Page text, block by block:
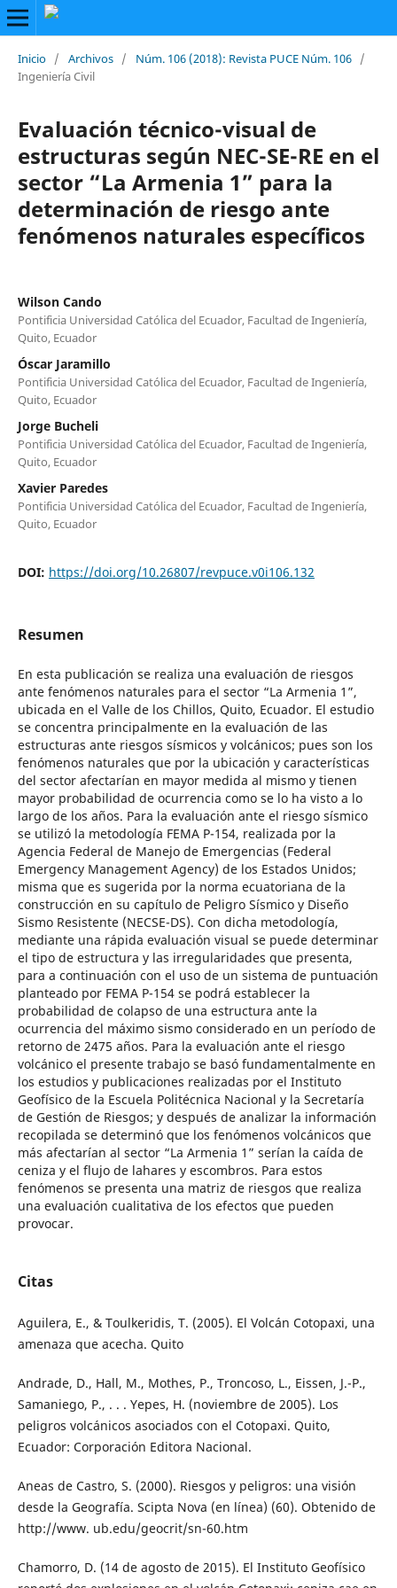
Inicio / Archivos / Núm. 106 (2018): Revista PUCE Núm. 106 /
Ingeniería Civil
Evaluación técnico-visual de
estructuras según NEC-SE-RE en el
sector “La Armenia 1” para la
determinación de riesgo ante
fenómenos naturales específicos
Wilson Cando
Pontificia Universidad Católica del Ecuador, Facultad de Ingeniería,
Quito, Ecuador
Óscar Jaramillo
Pontificia Universidad Católica del Ecuador, Facultad de Ingeniería,
Quito, Ecuador
Jorge Bucheli
Pontificia Universidad Católica del Ecuador, Facultad de Ingeniería,
Quito, Ecuador
Xavier Paredes
Pontificia Universidad Católica del Ecuador, Facultad de Ingeniería,
Quito, Ecuador
DOI: https://doi.org/10.26807/revpuce.v0i106.132
Resumen
En esta publicación se realiza una evaluación de riesgos
ante fenómenos naturales para el sector “La Armenia 1”,
ubicada en el Valle de los Chillos, Quito, Ecuador. El estudio
se concentra principalmente en la evaluación de las
estructuras ante riesgos sísmicos y volcánicos; pues son los
fenómenos naturales que por la ubicación y características
del sector afectarían en mayor medida al mismo y tienen
mayor probabilidad de ocurrencia como se lo ha visto a lo
largo de los años. Para la evaluación ante el riesgo sísmico
se utilizó la metodología FEMA P-154, realizada por la
Agencia Federal de Manejo de Emergencias (Federal
Emergency Management Agency) de los Estados Unidos;
misma que es sugerida por la norma ecuatoriana de la
construcción en su capítulo de Peligro Sísmico y Diseño
Sismo Resistente (NECSE-DS). Con dicha metodología,
mediante una rápida evaluación visual se puede determinar
el tipo de estructura y las irregularidades que presenta,
para a continuación con el uso de un sistema de puntuación
planteado por FEMA P-154 se podrá establecer la
probabilidad de colapso de una estructura ante la
ocurrencia del máximo sismo considerado en un período de
retorno de 2475 años. Para la evaluación ante el riesgo
volcánico el presente trabajo se basó fundamentalmente en
los estudios y publicaciones realizadas por el Instituto
Geofísico de la Escuela Politécnica Nacional y la Secretaría
de Gestión de Riesgos; y después de analizar la información
recopilada se determinó que los fenómenos volcánicos que
más afectarían al sector “La Armenia 1” serían la caída de
ceniza y el flujo de lahares y escombros. Para estos
fenómenos se presenta una matriz de riesgos que realiza
una evaluación cualitativa de los efectos que pueden
provocar.
Citas
Aguilera, E., & Toulkeridis, T. (2005). El Volcán Cotopaxi, una
amenaza que acecha. Quito
Andrade, D., Hall, M., Mothes, P., Troncoso, L., Eissen, J.-P.,
Samaniego, P., . . . Yepes, H. (noviembre de 2005). Los
peligros volcánicos asociados con el Cotopaxi. Quito,
Ecuador: Corporación Editora Nacional.
Aneas de Castro, S. (2000). Riesgos y peligros: una visión
desde la Geografía. Scipta Nova (en línea) (60). Obtenido de
http://www. ub.edu/geocrit/sn-60.htm
Chamorro, D. (14 de agosto de 2015). El Instituto Geofísico